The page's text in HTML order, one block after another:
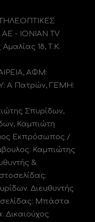
ΑΕ - IONIAN TV
18, Τ.Κ.
ΑΦΜ:
A Πατρών, ΓΕΜΗ:
Σπυρίδων,
Καμπιώτη
Εκπρόσωπος /
Καμπιώτης
&
Διευθυντής
Μπάστα
Δικαιούχος